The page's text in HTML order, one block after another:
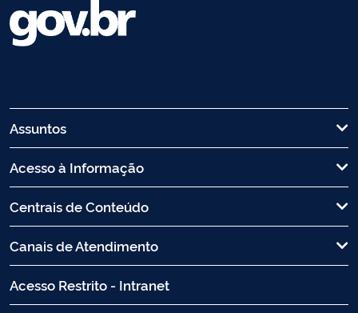
Assuntos
Acesso à Informação
Centrais de Conteúdo
Canais de Atendimento
Acesso Restrito - Intranet